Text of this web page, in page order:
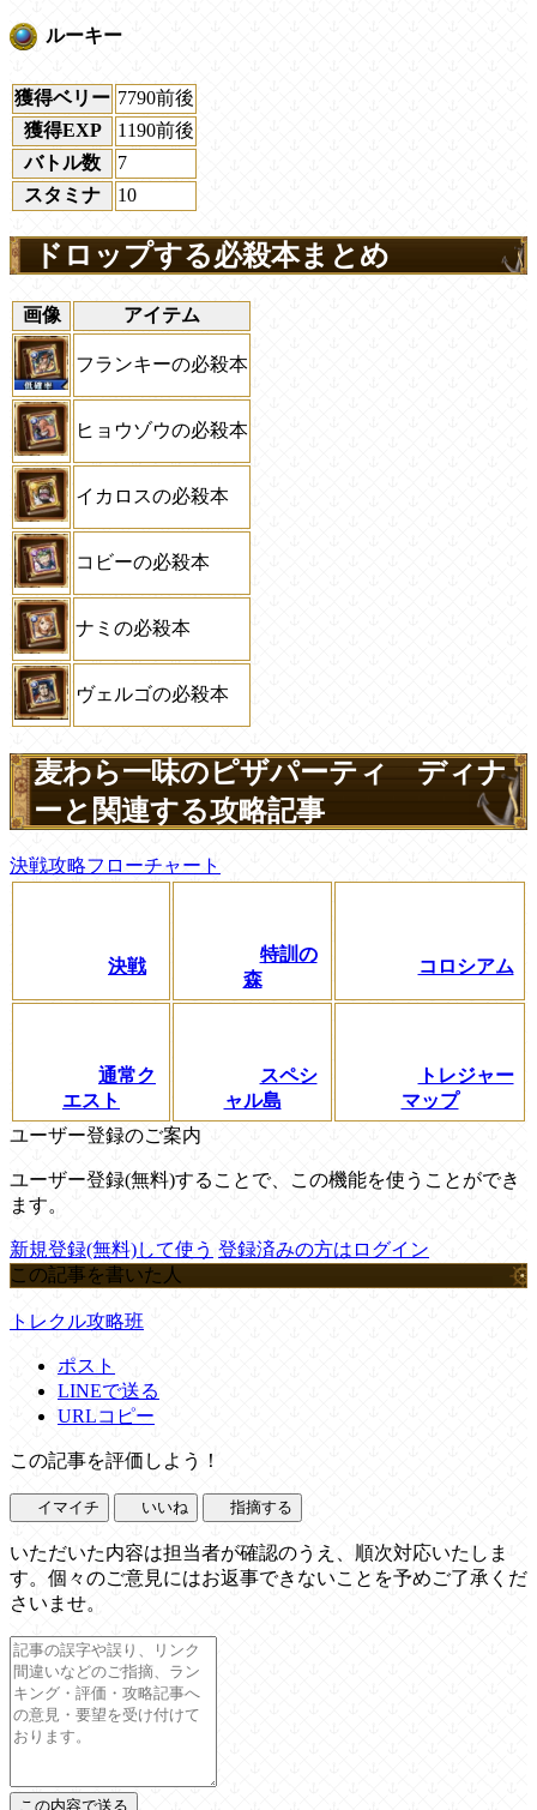
ルーキー
獲得ベリー 7790前後
獲得EXP
1190前後
バトル数
7
スタミナ
10
ドロップする必殺本まとめ
画像 アイテム
フランキーの必殺本
ヒョウゾウの必殺本
イカロスの必殺本
コビーの必殺本
ナミの必殺本
ヴェルゴの必殺本
麦わら一味のピザパーティ ディナ
ーと関連する攻略記事
決戦攻略フローチャート
決戦
特訓の
森
コロシアム
通常ク
エスト
スペシ
ャル島
トレジャー
マップ
ユーザー登録のご案内
ユーザー登録(無料)することで、この機能を使うことができ
ます。
新規登録(無料)して使う 登録済みの方はログイン
この記事を書いた人
トレクル攻略班
ポスト
LINEで送る
URLコピー
この記事を評価しよう！
イマイチ いいね 指摘する
いただいた内容は担当者が確認のうえ、順次対応いたしま
す。個々のご意見にはお返事できないことを予めご了承くだ
さいませ。